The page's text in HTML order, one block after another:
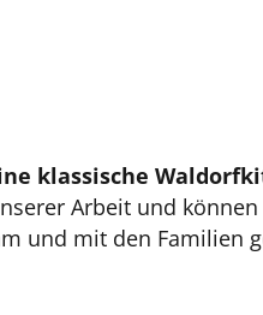
klassische
Arbeit und
und mit den Familien